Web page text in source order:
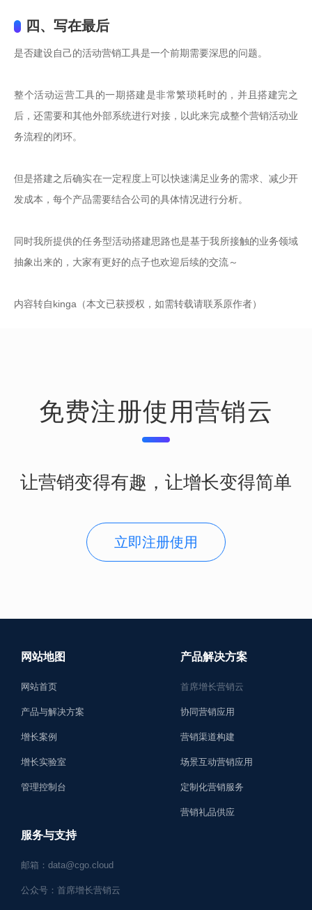
四、写在最后
是否建设自己的活动营销工具是一个前期需要深思的问题。
整个活动运营工具的一期搭建是非常繁琐耗时的，并且搭建完之
后，还需要和其他外部系统进行对接，以此来完成整个营销活动业
务流程的闭环。
但是搭建之后确实在一定程度上可以快速满足业务的需求、减少开
发成本，每个产品需要结合公司的具体情况进行分析。
同时我所提供的任务型活动搭建思路也是基于我所接触的业务领域
抽象出来的，大家有更好的点子也欢迎后续的交流～
内容转自kinga（本文已获授权，如需转载请联系原作者）
免费注册使用营销云
让营销变得有趣，让增长变得简单
立即注册使用
网站地图
网站首页
产品与解决方案
增长案例
增长实验室
管理控制台
产品解决方案
首席增长营销云
协同营销应用
营销渠道构建
场景互动营销应用
定制化营销服务
营销礼品供应
服务与支持
邮箱：data@cgo.cloud
公众号：首席增长营销云